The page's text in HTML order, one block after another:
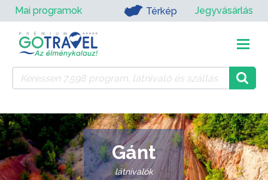
Mai programok Térkép Jegyvásárlás
Gánt
látnivalók